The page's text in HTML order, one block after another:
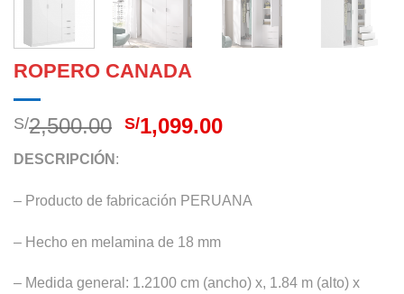
ROPERO CANADA
S/2,500.00 El
era:
S/2,500.00.
S/1,099.00El
es:
S/1,099.00.
DESCRIPCIÓN :
– Producto de fabricación PERUANA
– Hecho en melamina de 18 mm
– Medida general: 1.2100 cm (ancho) x, 1.84 m (alto) x